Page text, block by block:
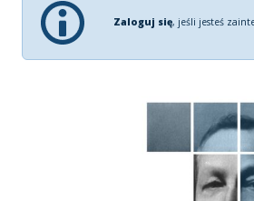
Zaloguj się, jeśli jesteś